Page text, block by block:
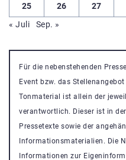
25 26 27
« Juli
Sep. »
Für die nebenstehenden
Event bzw. das
Tonmaterial ist allein der
verantwortlich. Dieser ist in
Pressetexte sowie der
Informationsmaterialien. Die
Informationen zur